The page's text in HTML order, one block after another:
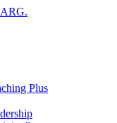
Plus